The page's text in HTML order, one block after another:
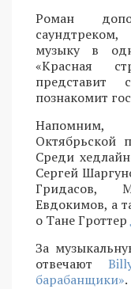
Роман
музыку в
«Красная
познакомит
Напомним,
Октябрьской
Среди
Сергей
Гридасов,
Евдокимов, а
о Тане Гроттер
За
отвечают
барабанщики».